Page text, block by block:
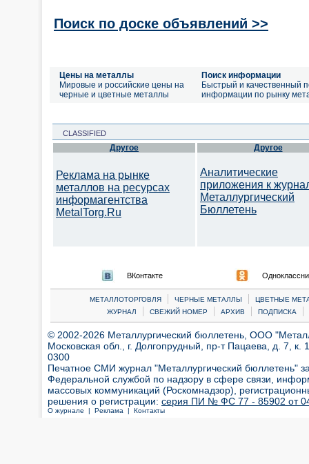
Поиск по доске объявлений >>
Цены на металлы
Мировые и российские цены на
черные и цветные металлы
Поиск информации
Быстрый и качественный
информации по рынку
CLASSIFIED
Другое
Реклама на рынке
металлов на ресурсах
информагентства
MetalTorg.Ru
Другое
Аналитические
приложения к
Металлургический
Бюллетень
ВКонтакте
МЕТАЛЛОТОРГОВЛЯ | ЧЕРНЫЕ МЕТАЛЛЫ |
ЦВЕТНЫЕ
ЖУРНАЛ
| СВЕЖИЙ НОМЕР | АРХИВ | ПОДПИСКА |
© 2002-2026 Металлургический бюллетень, ООО
Московская обл., г. Долгопрудный, пр-т Пацаева, д. 7,
0300
Печатное СМИ журнал "Металлургический бюллетень"
Федеральной службой по надзору в сфере связи,
массовых коммуникаций (Роскомнадзор),
решения о регистрации: серия ПИ № ФС 77 - 85902 от 04
О журнале | Реклама | Контакты